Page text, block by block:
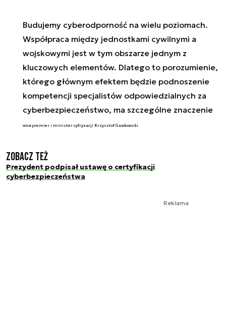
Budujemy cyberodporność na wielu poziomach.
Współpraca między jednostkami cywilnymi a
wojskowymi jest w tym obszarze jednym z
kluczowych elementów. Dlatego to porozumienie,
którego głównym efektem będzie podnoszenie
kompetencji specjalistów odpowiedzialnych za
cyberbezpieczeństwo, ma szczególne znaczenie
wicepremier i minister cyfryzacji Krzysztof Gawkowski
Zobacz też
Prezydent podpisał ustawę o certyfikacji
cyberbezpieczeństwa
Reklama